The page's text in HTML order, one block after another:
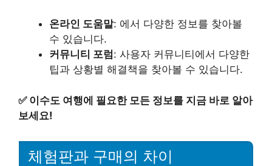
온라인 도움말: 에서 다양한 정보를 찾아볼
수 있습니다.
커뮤니티 포럼 : 사용자 커뮤니티에서 다양한
팁과 상황별 해결책을 찾아볼 수 있습니다.
✅ 이수도 여행에 필요한 모든 정보를 지금 바로 알아
보세요!
체험판과 구매의 차이